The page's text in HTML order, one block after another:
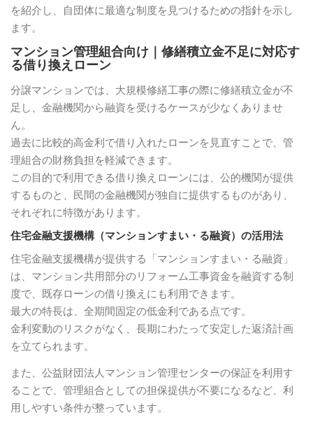
を紹介し、自団体に最適な制度を見つけるための指針を示し
ます。
マンション管理組合向け｜修繕積立金不足に対応す
る借り換えローン
分譲マンションでは、大規模修繕工事の際に修繕積立金が不
足し、金融機関から融資を受けるケースが少なくありませ
ん。
過去に比較的高金利で借り入れたローンを見直すことで、管
理組合の財務負担を軽減できます。
この目的で利用できる借り換えローンには、公的機関が提供
するものと、民間の金融機関が独自に提供するものがあり、
それぞれに特徴があります。
住宅金融支援機構（マンションすまい・る融資）の活用法
住宅金融支援機構が提供する「マンションすまい・る融資」
は、マンション共用部分のリフォーム工事資金を融資する制
度で、既存ローンの借り換えにも利用できます。
最大の特長は、全期間固定の低金利である点です。
金利変動のリスクがなく、長期にわたって安定した返済計画
を立てられます。
また、公益財団法人マンション管理センターの保証を利用す
ることで、管理組合としての担保提供が不要になるなど、利
用しやすい条件が整っています。